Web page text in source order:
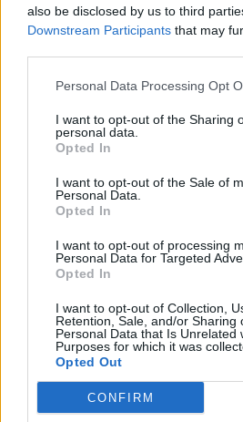
also be disclosed by us to third
Downstream Participants that may
Personal Data Processing Opt
I want to opt-out of the Sharing
personal data.
Opted In
I want to opt-out of the Sale of
Personal Data.
Opted In
I want to opt-out of processing
Personal Data for Targeted
Opted In
I want to opt-out of Collection,
Retention, Sale, and/or Sharing
Personal Data that Is Unrelated
Purposes for which it was
Opted Out
CONFIRM
υδρογονανθράκων: η
προχωράει στο
στραμμένα στο
ΣΥΜΒΑΤΙΚΕΣ ΠΗΓΕΣ
12/03/2026 - 14:55